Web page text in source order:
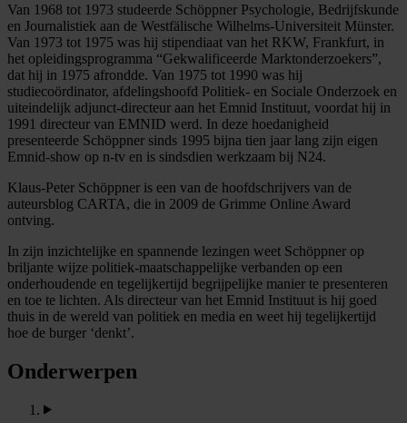
Van 1968 tot 1973 studeerde Schöppner Psychologie, Bedrijfskunde
en Journalistiek aan de Westfälische Wilhelms-Universiteit Münster.
Van 1973 tot 1975 was hij stipendiaat van het RKW, Frankfurt, in
het opleidingsprogramma “Gekwalificeerde Marktonderzoekers”,
dat hij in 1975 afrondde. Van 1975 tot 1990 was hij
studiecoördinator, afdelingshoofd Politiek- en Sociale Onderzoek en
uiteindelijk adjunct-directeur aan het Emnid Instituut, voordat hij in
1991 directeur van EMNID werd. In deze hoedanigheid
presenteerde Schöppner sinds 1995 bijna tien jaar lang zijn eigen
Emnid-show op n-tv en is sindsdien werkzaam bij N24.
Klaus-Peter Schöppner is een van de hoofdschrijvers van de
auteursblog CARTA, die in 2009 de Grimme Online Award
ontving.
In zijn inzichtelijke en spannende lezingen weet Schöppner op
briljante wijze politiek-maatschappelijke verbanden op een
onderhoudende en tegelijkertijd begrijpelijke manier te presenteren
en toe te lichten. Als directeur van het Emnid Instituut is hij goed
thuis in de wereld van politiek en media en weet hij tegelijkertijd
hoe de burger ‘denkt’.
Onderwerpen